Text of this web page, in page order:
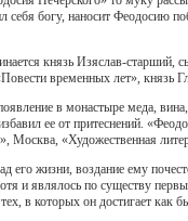
себя богу, наносит Феодосию
князь Изяслав-старший,
временных лет», князь
в монастыре меда,
ее от притеснений.
Москва, «Художественная
его жизни, воздание ему
и являлось по существу
в которых он достигает